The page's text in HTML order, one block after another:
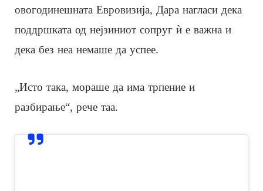
овогодинешната Евровизија, Дара нагласи дека
поддршката од нејзиниот сопруг ѝ е важна и
дека без неа немаше да успее.
„Исто така, мораше да има трпение и
разбирање“, рече таа.